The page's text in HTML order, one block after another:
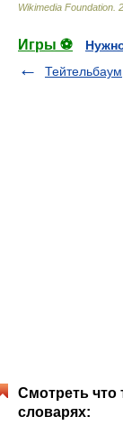
Wikimedia Foundation
Игры ⚽
Тейтельбаум
Смотреть что
словарях: